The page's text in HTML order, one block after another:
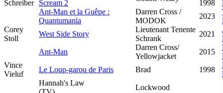
Schreiber
Scream 2 1998
Corey
Stoll
Ant-Man et la Guêpe :
Quantumania
Darren Cross /
MODOK
2023
West Side Story
Lieutenant Tenente
Schrank
2021
Ant-Man
Darren Cross/
Yellowjacket
2015
Vince
Vieluf
Le Loup-garou de Paris Brad 1998
Hannah's Law
Lockwood